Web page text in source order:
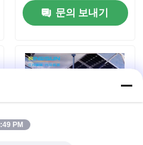
문의 보내기
PM